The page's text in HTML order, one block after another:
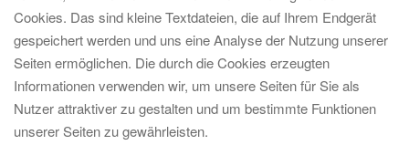
Cookies. Das sind kleine Textdateien, die auf Ihrem Endgerät
gespeichert werden und uns eine Analyse der Nutzung unserer
Seiten ermöglichen. Die durch die Cookies erzeugten
Informationen verwenden wir, um unsere Seiten für Sie als
Nutzer attraktiver zu gestalten und um bestimmte Funktionen
unserer Seiten zu gewährleisten.